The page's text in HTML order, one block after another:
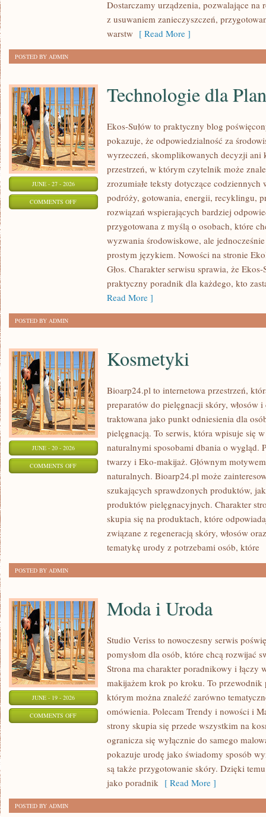
Dostarczamy urządzenia, pozwalające na
z usuwaniem zanieczyszczeń,
warstw [ Read More ]
POSTED BY ADMIN
JUNE - 27 - 2026
COMMENTS OFFON
TECHNOLOGIE
Technologie dla
Ekos-Sułów to praktyczny blog
pokazuje, że odpowiedzialność za
wyrzeczeń, skomplikowanych decyzji ani
przestrzeń, w którym czytelnik może
zrozumiałe teksty dotyczące
podróży, gotowania, energii, recyklingu,
rozwiązań wspierających bardziej
przygotowana z myślą o osobach, które
wyzwania środowiskowe, ale
prostym językiem. Nowości na stronie
Głos. Charakter serwisu sprawia, że
praktyczny poradnik dla każdego, kto
Read More ]
POSTED BY ADMIN
JUNE - 20 - 2026
COMMENTS OFFON
KOSMETYKI
Kosmetyki
Bioarp24.pl to internetowa przestrzeń,
preparatów do pielęgnacji skóry, włosów i
traktowana jako punkt odniesienia dla
pielęgnacją. To serwis, która wpisuje się
naturalnymi sposobami dbania o wygląd.
twarzy i Eko-makijaż. Głównym
naturalnych. Bioarp24.pl może
szukających sprawdzonych produktów,
produktów pielęgnacyjnych. Charakter
skupia się na produktach, które
związane z regeneracją skóry, włosów
tematykę urody z potrzebami osób, które
POSTED BY ADMIN
JUNE - 19 - 2026
COMMENTS OFFON
Moda i Uroda
Studio Veriss to nowoczesny serwis
pomysłom dla osób, które chcą rozwijać
Strona ma charakter poradnikowy i łączy
makijażem krok po kroku. To
którym można znaleźć zarówno
omówienia. Polecam Trendy i nowości i
strony skupia się przede wszystkim na
ogranicza się wyłącznie do samego
pokazuje urodę jako świadomy sposób
są także przygotowanie skóry. Dzięki
jako poradnik [ Read More ]
POSTED BY ADMIN